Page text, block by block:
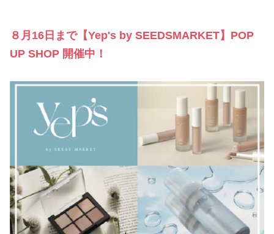
８月16日まで【Yep's by SEEDSMARKET】POP
UP SHOP 開催中！